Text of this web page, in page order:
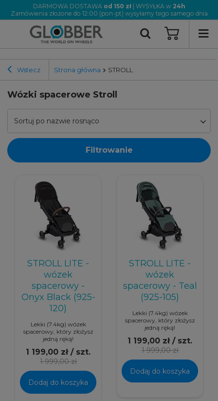
DARMOWA DOSTAWA od 150 zł| WYSYŁKA w 24h
Zamówienia złożone do 12:00 (pon-pt) wysyłamy tego samego dnia
Wstecz Strona główna STROLL
Wózki spacerowe Stroll
Sortuj po nazwie rosnąco
Filtrowanie
STROLL LITE -
wózek
spacerowy -
Onyx Black (925-
120)
Lekki (7.4kg) wózek
spacerowy, który złożysz
jedną ręką!
1 999,00 zł
1 199,00 zł / szt.
Dodaj do koszyka
STROLL LITE -
wózek
spacerowy - Teal
(925-105)
Lekki (7.4kg) wózek
spacerowy, który złożysz
jedną ręką!
1 999,00 zł
1 199,00 zł / szt.
Dodaj do koszyka